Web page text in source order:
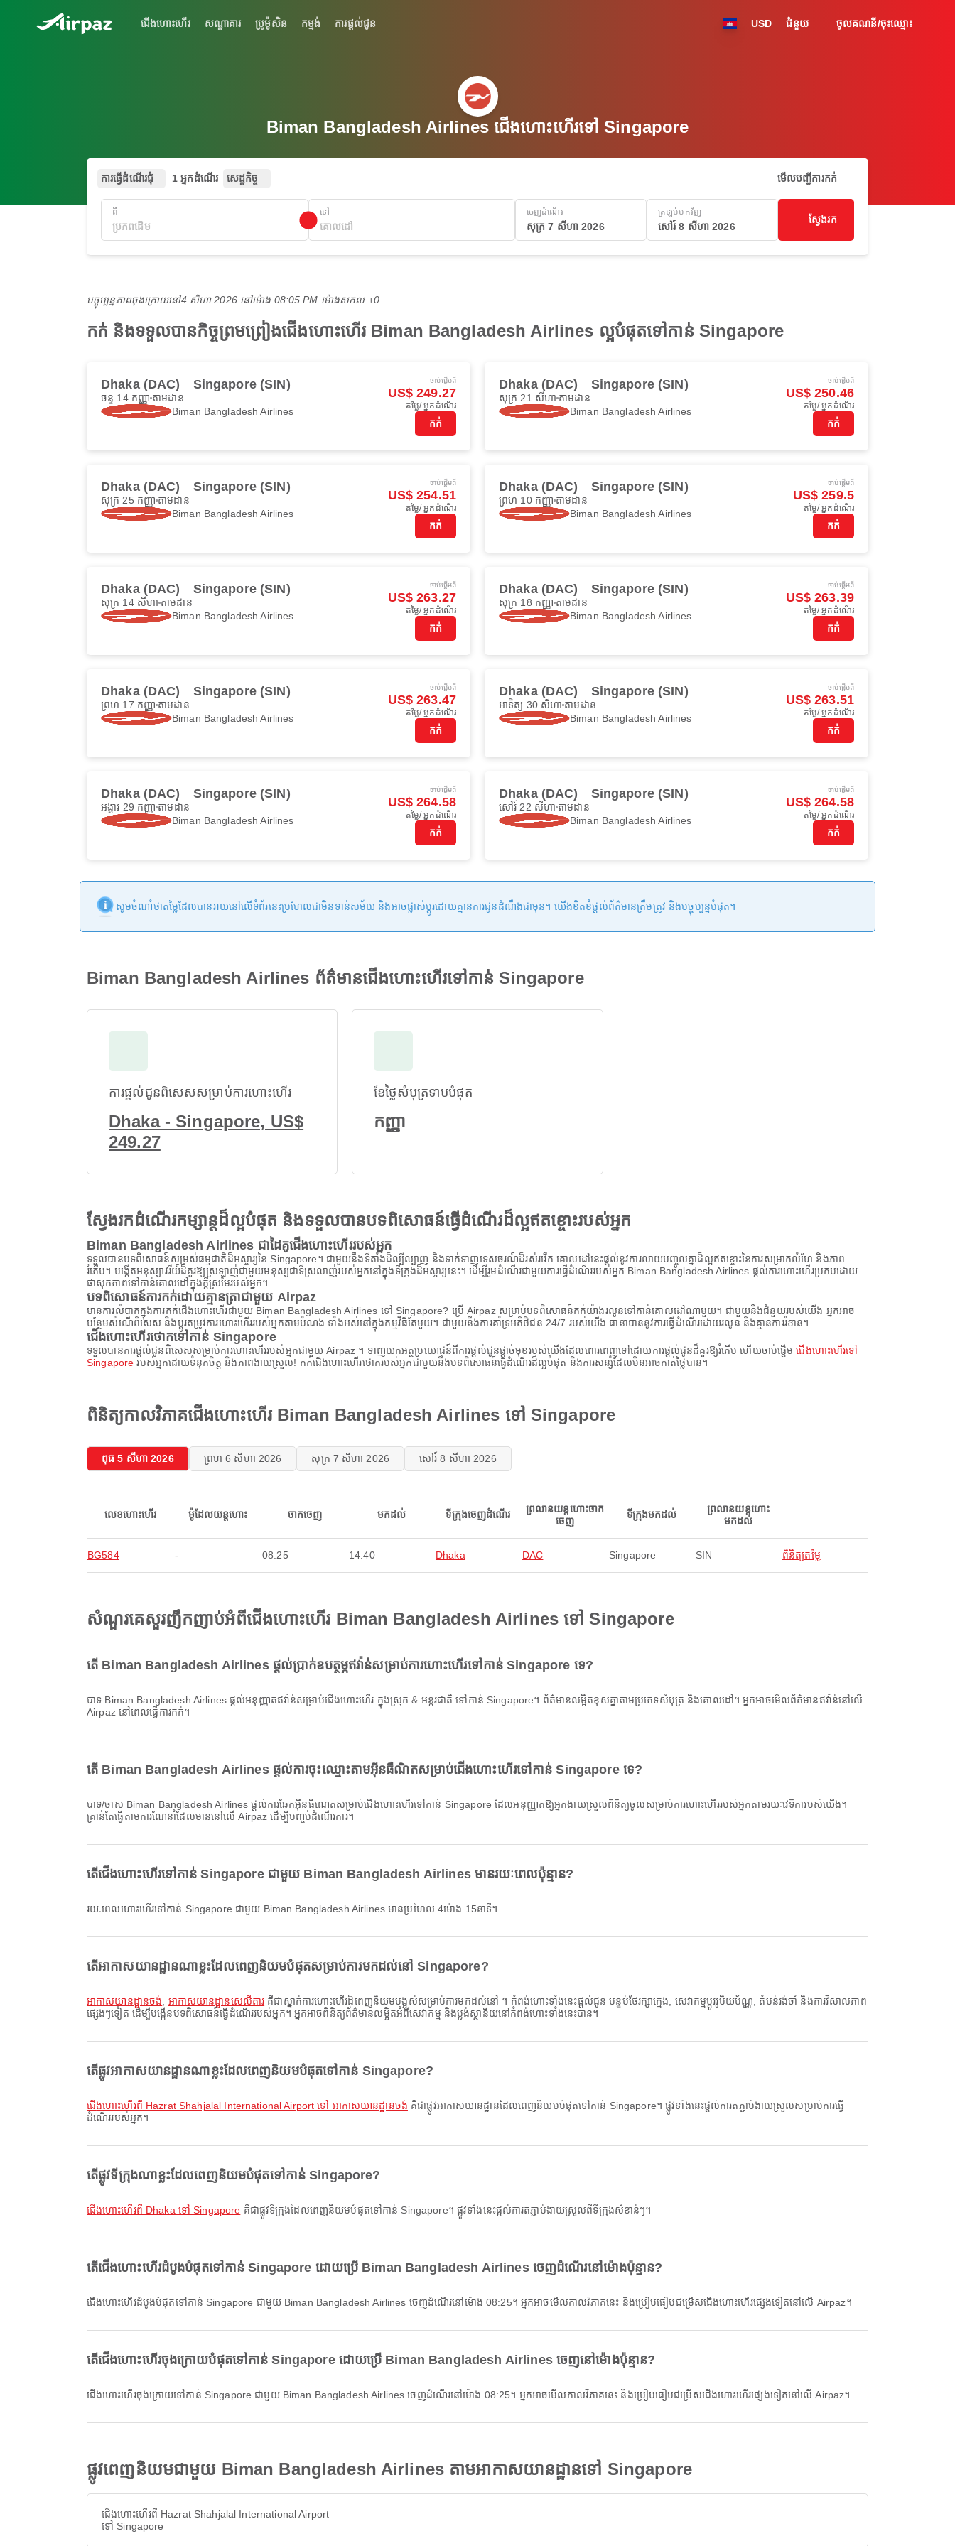
ជើងហោះហើរ សណ្ឋាគារ ប្រូម៉ូសិន កម្មង់ ការផ្តល់ជូន USD ជំនួយ ចូលគណនី/ចុះឈ្មោះ
Biman Bangladesh Airlines ជើងហោះហើរទៅ Singapore
ការធ្វើដំណើរជុំ 1 អ្នកដំណើរ សេដ្ឋកិច្ច មើលបញ្ជីការកក់
ពី ទៅ ចេញដំណើរ
សុក្រ 7 សីហា 2026
ត្រឡប់មកវិញ
សៅរ៍ 8 សីហា 2026
ស្វែងរក
បច្ចុប្បន្នភាពចុងក្រោយនៅ4 សីហា 2026 នៅ​ម៉ោង 08:05 PM ម៉ោង​សកល +0
កក់ និងទទួលបានកិច្ចព្រមព្រៀងជើងហោះហើរ Biman Bangladesh Airlines ល្អបំផុតទៅកាន់ Singapore
Dhaka (DAC) Singapore (SIN)
ចន្ទ 14 កញ្ញា តាមដាន
Biman Bangladesh Airlines
ចាប់ផ្ដើមពី
US$ 249.27
តម្លៃ/ អ្នកដំណើរ
កក់
Dhaka (DAC) Singapore (SIN)
សុក្រ 21 សីហា តាមដាន
Biman Bangladesh Airlines
ចាប់ផ្ដើមពី
US$ 250.46
តម្លៃ/ អ្នកដំណើរ
កក់
Dhaka (DAC) Singapore (SIN)
សុក្រ 25 កញ្ញា តាមដាន
Biman Bangladesh Airlines
ចាប់ផ្ដើមពី
US$ 254.51
តម្លៃ/ អ្នកដំណើរ
កក់
Dhaka (DAC) Singapore (SIN)
ព្រហ 10 កញ្ញា តាមដាន
Biman Bangladesh Airlines
ចាប់ផ្ដើមពី
US$ 259.5
តម្លៃ/ អ្នកដំណើរ
កក់
Dhaka (DAC) Singapore (SIN)
សុក្រ 14 សីហា តាមដាន
Biman Bangladesh Airlines
ចាប់ផ្ដើមពី
US$ 263.27
តម្លៃ/ អ្នកដំណើរ
កក់
Dhaka (DAC) Singapore (SIN)
សុក្រ 18 កញ្ញា តាមដាន
Biman Bangladesh Airlines
ចាប់ផ្ដើមពី
US$ 263.39
តម្លៃ/ អ្នកដំណើរ
កក់
Dhaka (DAC) Singapore (SIN)
ព្រហ 17 កញ្ញា តាមដាន
Biman Bangladesh Airlines
ចាប់ផ្ដើមពី
US$ 263.47
តម្លៃ/ អ្នកដំណើរ
កក់
Dhaka (DAC) Singapore (SIN)
អាទិត្យ 30 សីហា តាមដាន
Biman Bangladesh Airlines
ចាប់ផ្ដើមពី
US$ 263.51
តម្លៃ/ អ្នកដំណើរ
កក់
Dhaka (DAC) Singapore (SIN)
អង្គារ 29 កញ្ញា តាមដាន
Biman Bangladesh Airlines
ចាប់ផ្ដើមពី
US$ 264.58
តម្លៃ/ អ្នកដំណើរ
កក់
Dhaka (DAC) Singapore (SIN)
សៅរ៍ 22 សីហា តាមដាន
Biman Bangladesh Airlines
ចាប់ផ្ដើមពី
US$ 264.58
តម្លៃ/ អ្នកដំណើរ
កក់
សូមចំណាំថាតម្លៃដែលបានរាយនៅលើទំព័រនេះប្រហែលជាមិនទាន់សម័យ និងអាចផ្លាស់ប្តូរដោយគ្មានការជូនដំណឹងជាមុន។ យើងខិតខំផ្តល់ព័ត៌មានត្រឹមត្រូវ និងបច្ចុប្បន្នបំផុត។
Biman Bangladesh Airlines ព័ត៌មានជើងហោះហើរទៅកាន់ Singapore
ការផ្តល់ជូនពិសេសសម្រាប់ការហោះហើរ
Dhaka - Singapore, US$
249.27
ខែថ្លៃសំបុត្រទាបបំផុត
កញ្ញា
ស្វែងរកដំណើរកម្សាន្តដ៏ល្អបំផុត និងទទួលបានបទពិសោធន៍ធ្វើដំណើរដ៏ល្អឥតខ្ចោះរបស់អ្នក
Biman Bangladesh Airlines ជាដៃគូជើងហោះហើររបស់អ្នក
ទទួលបានបទពិសោធន៍សម្រស់ធម្មជាតិដ៏អស្ចារ្យនៃ Singapore។ ជាមួយនឹងទីតាំងដ៏ល្បីល្បាញ និងទាក់ទាញទេសចរណ៍ដ៏រស់រវើក គោលដៅនេះផ្តល់នូវការលាយបញ្ចូលគ្នាដ៏ល្អឥតខ្ចោះនៃការសម្រាកលំហែ និងភាព
រំភើប។ បង្កើតអនុស្សាវរីយ៍ដ៏គួរឱ្យស្រឡាញ់ជាមួយមនុស្សជាទីស្រលាញ់របស់អ្នកនៅក្នុងទីក្រុងដ៏អស្ចារ្យនេះ។ ដើម្បីរួមដំណើរជាមួយការធ្វើដំណើររបស់អ្នក Biman Bangladesh Airlines ផ្តល់ការហោះហើរប្រកបដោយ
ផាសុកភាពទៅកាន់គោលដៅក្នុងក្តីស្រមៃរបស់អ្នក។
បទពិសោធន៍ការកក់ដោយគ្មានត្រាជាមួយ Airpaz
មានការលំបាកក្នុងការកក់ជើងហោះហើរជាមួយ Biman Bangladesh Airlines ទៅ Singapore? ប្រើ Airpaz សម្រាប់បទពិសោធន៍កក់យ៉ាងរលូនទៅកាន់គោលដៅណាមួយ។ ជាមួយនឹងជំនួយរបស់យើង អ្នកអាច
បន្ថែមសំណើពិសេស និងប្ដូរតម្រូវការហោះហើររបស់អ្នកតាមបំណង ទាំងអស់នៅក្នុងកម្មវិធីតែមួយ។ ជាមួយនឹងការគាំទ្រអតិថិជន 24/7 របស់យើង ធានាបាននូវការធ្វើដំណើរដោយរលូន និងគ្មានការរំខាន។
ជើងហោះហើរថោកទៅកាន់ Singapore
ទទួលបានការផ្តល់ជូនពិសេសសម្រាប់ការហោះហើររបស់អ្នកជាមួយ Airpaz ។ ទាញយកអត្ថប្រយោជន៍ពីការផ្តល់ជូនផ្តាច់មុខរបស់យើងដែលពោរពេញទៅដោយការផ្តល់ជូនដ៏គួរឱ្យរំភើប ហើយចាប់ផ្តើមជើងហោះហើរទៅ
Singapore របស់អ្នកដោយទំនុកចិត្ត និងភាពងាយស្រួល! កក់ជើងហោះហើរថោករបស់អ្នកជាមួយនឹងបទពិសោធន៍ធ្វើដំណើរដ៏ល្អបំផុត និងការសន្សំដែលមិនអាចកាត់ថ្លៃបាន។
ពិនិត្យកាលវិភាគជើងហោះហើរ Biman Bangladesh Airlines ទៅ Singapore
ពុធ 5 សីហា 2026 ព្រហ 6 សីហា 2026 សុក្រ 7 សីហា 2026 សៅរ៍ 8 សីហា 2026
លេខហោះហើរ ម៉ូដែលយន្តហោះ ចាកចេញ មកដល់ ទីក្រុងចេញដំណើរ
ព្រលានយន្តហោះចាក
ចេញ
ទីក្រុងមកដល់
ព្រលានយន្តហោះ
មកដល់
BG584 - 08:25 14:40 Dhaka DAC Singapore SIN ពិនិត្យតម្លៃ
សំណួរគេសួរញឹកញាប់អំពីជើងហោះហើរ Biman Bangladesh Airlines ទៅ Singapore
តើ Biman Bangladesh Airlines ផ្តល់ប្រាក់ឧបត្ថម្ភឥវ៉ាន់សម្រាប់ការហោះហើរទៅកាន់ Singapore ទេ?
បាទ Biman Bangladesh Airlines ផ្តល់អនុញ្ញាតឥវ៉ាន់សម្រាប់ជើងហោះហើរ ក្នុងស្រុក & អន្តរជាតិ ទៅកាន់ Singapore។ ព័ត៌មានលម្អិតខុសគ្នាតាមប្រភេទសំបុត្រ និងគោលដៅ។ អ្នកអាចមើលព័ត៌មានឥវ៉ាន់នៅលើ
Airpaz នៅពេលធ្វើការកក់។
តើ Biman Bangladesh Airlines ផ្តល់ការចុះឈ្មោះតាមអ៊ីនធឺណិតសម្រាប់ជើងហោះហើរទៅកាន់ Singapore ទេ?
បាទ/ចាស Biman Bangladesh Airlines ផ្តល់ការឆែកអ៊ីនធឺណេតសម្រាប់ជើងហោះហើរទៅកាន់ Singapore ដែលអនុញ្ញាតឱ្យអ្នកងាយស្រួលពិនិត្យចូលសម្រាប់ការហោះហើររបស់អ្នកតាមរយៈវេទិការបស់យើង។
គ្រាន់តែធ្វើតាមការណែនាំដែលមាននៅលើ Airpaz ដើម្បីបញ្ចប់ដំណើរការ។
តើជើងហោះហើរទៅកាន់ Singapore ជាមួយ Biman Bangladesh Airlines មានរយៈពេលប៉ុន្មាន?
រយៈពេលហោះហើរទៅកាន់ Singapore ជាមួយ Biman Bangladesh Airlines មានប្រហែល 4ម៉ោង 15នាទី។
តើអាកាសយានដ្ឋានណាខ្លះដែលពេញនិយមបំផុតសម្រាប់ការមកដល់នៅ Singapore?
អាកាសយានដ្ឋានចង់ អាកាសយានដ្ឋានសេលីតារ គឺជាស្នាក់ការហោះហើរដ៏ពេញនិយមបង្អស់សម្រាប់ការមកដល់នៅ ។ កំពង់ហោះទាំងនេះផ្តល់ជូន បន្ទប់ថែរក្សាក្មេង, សេវាកម្មប្តូររូបិយប័ណ្ណ, តំបន់រង់ចាំ និងការវិសាលភាព
ផ្សេងៗទៀត ដើម្បីបង្កើនបទពិសោធន៍ធ្វើដំណើររបស់អ្នក។ អ្នកអាចពិនិត្យព័ត៌មានលម្អិតអំពីសេវាកម្ម និងប្លង់ស្ថានីយនៅកំពង់ហោះទាំងនេះបាន។
តើផ្លូវអាកាសយានដ្ឋានណាខ្លះដែលពេញនិយមបំផុតទៅកាន់ Singapore?
ជើងហោះហើរពី Hazrat Shahjalal International Airport ទៅ អាកាសយានដ្ឋានចង់ គឺជាផ្លូវអាកាសយានដ្ឋានដែលពេញនិយមបំផុតទៅកាន់ Singapore។ ផ្លូវទាំងនេះផ្តល់ការតភ្ជាប់ងាយស្រួលសម្រាប់ការធ្វើ
ដំណើររបស់អ្នក។
តើផ្លូវទីក្រុងណាខ្លះដែលពេញនិយមបំផុតទៅកាន់ Singapore?
ជើងហោះហើរពី Dhaka ទៅ Singapore គឺជាផ្លូវទីក្រុងដែលពេញនិយមបំផុតទៅកាន់ Singapore។ ផ្លូវទាំងនេះផ្តល់ការតភ្ជាប់ងាយស្រួលពីទីក្រុងសំខាន់ៗ។
តើជើងហោះហើរដំបូងបំផុតទៅកាន់ Singapore ដោយប្រើ Biman Bangladesh Airlines ចេញដំណើរនៅម៉ោងប៉ុន្មាន?
ជើងហោះហើរដំបូងបំផុតទៅកាន់ Singapore ជាមួយ Biman Bangladesh Airlines ចេញដំណើរនៅម៉ោង 08:25។ អ្នកអាចមើលកាលវិភាគនេះ និងប្រៀបធៀបជម្រើសជើងហោះហើរផ្សេងទៀតនៅលើ Airpaz។
តើជើងហោះហើរចុងក្រោយបំផុតទៅកាន់ Singapore ដោយប្រើ Biman Bangladesh Airlines ចេញនៅម៉ោងប៉ុន្មាន?
ជើងហោះហើរចុងក្រោយទៅកាន់ Singapore ជាមួយ Biman Bangladesh Airlines ចេញដំណើរនៅម៉ោង 08:25។ អ្នកអាចមើលកាលវិភាគនេះ និងប្រៀបធៀបជម្រើសជើងហោះហើរផ្សេងទៀតនៅលើ Airpaz។
ផ្លូវពេញនិយមជាមួយ Biman Bangladesh Airlines តាមអាកាសយានដ្ឋានទៅ Singapore
ជើងហោះហើរពី Hazrat Shahjalal International Airport
ទៅ Singapore